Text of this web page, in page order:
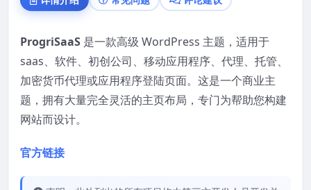
ProgriSaaS 是一款高级 WordPress 主题，适用于
saas、软件、初创公司、移动应用程序、代理、托管、
加密货币代理或应用程序登陆页面。这是一个商业主
题，拥有大量完全灵活的主页布局，专门为帮助您构建
网站而设计。
官方链接